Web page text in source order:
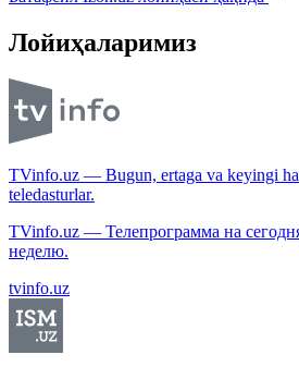
Лойиҳаларимиз
TVinfo.uz — Bugun, ertaga va keyingi
teledasturlar.
TVinfo.uz — Телепрограмма на
неделю.
tvinfo.uz